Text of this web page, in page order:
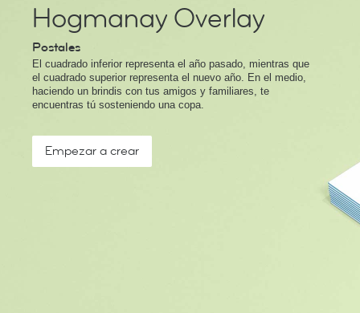
Hogmanay Overlay
Postales
El cuadrado inferior representa el año pasado, mientras que
el cuadrado superior representa el nuevo año. En el medio,
haciendo un brindis con tus amigos y familiares, te
encuentras tú sosteniendo una copa.
Empezar a crear